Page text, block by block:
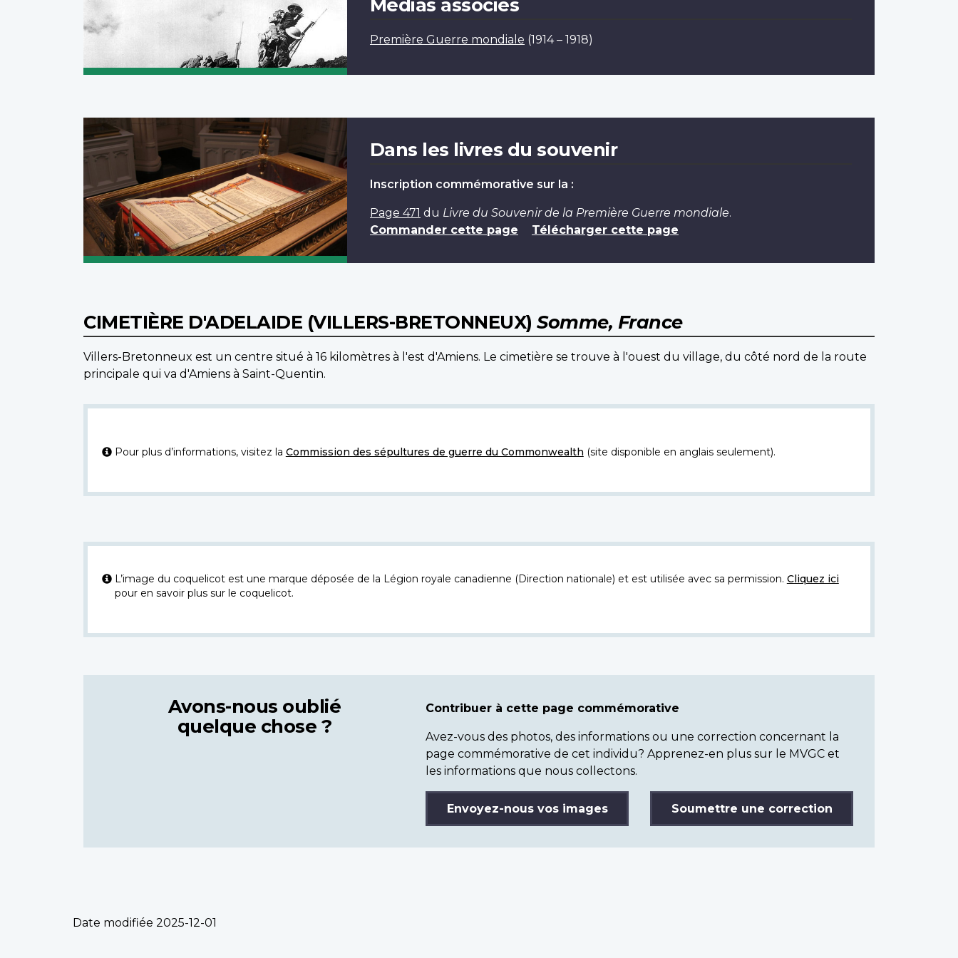
Médias associés
Première Guerre mondiale (1914 – 1918)
Dans les livres du souvenir
Inscription commémorative sur la :
Page 471 du Livre du Souvenir de la Première Guerre mondiale.
Commander cette page
Télécharger cette page
CIMETIÈRE D'ADELAIDE (VILLERS-BRETONNEUX) Somme, France
Villers-Bretonneux est un centre situé à 16 kilomètres à l'est d'Amiens. Le cimetière se trouve à l'ouest du village, du côté nord de la route
principale qui va d'Amiens à Saint-Quentin.
Pour plus d’informations, visitez la Commission des sépultures de guerre du Commonwealth (site disponible en anglais seulement).
L’image du coquelicot est une marque déposée de la Légion royale canadienne (Direction nationale) et est utilisée avec sa permission. Cliquez ici
pour en savoir plus sur le coquelicot.
Avons-nous oublié
quelque chose ?
Contribuer à cette page commémorative
Avez-vous des photos, des informations ou une correction concernant la
page commémorative de cet individu? Apprenez-en plus sur le MVGC et
les informations que nous collectons.
Envoyez-nous vos images Soumettre une correction
Date modifiée 2025-12-01